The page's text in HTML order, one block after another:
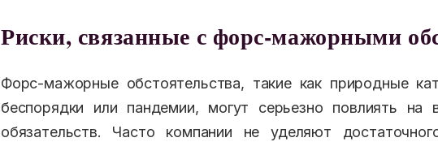
Риски, связанные с форс-мажорными
Форс-мажорные обстоятельства, такие как природные
беспорядки или пандемии, могут серьезно повлиять на
обязательств. Часто компании не уделяют